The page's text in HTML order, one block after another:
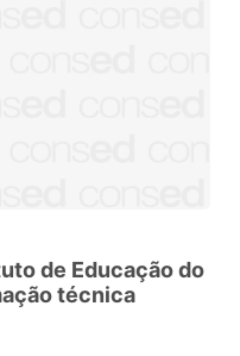
de Educação do
técnica